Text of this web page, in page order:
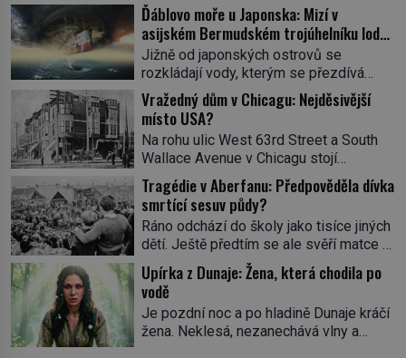
Ďáblovo moře u Japonska: Mizí v
asijském Bermudském trojúhelníku lodě
ve spárech neznámé síly?
Jižně od japonských ostrovů se
rozkládají vody, kterým se přezdívá
Ďáblovo moře. Vypráví se o lodích
mizejících beze stopy, podivných
světlech, zrádných proudech i mořských
dracích, kteří měli tyto končiny střežit už
v dávných legendách. Je tichomořský
Dračí trojúhelník skutečně prokletým
místem, nebo se zde jen nebezpečná
příroda proměnila v jednu z
nejpůsobivějších námořních záhad? […]
Vražedný dům v Chicagu: Nejděsivější
místo USA?
Na rohu ulic West 63rd Street a South
Wallace Avenue v Chicagu stojí
nenápadná pošta. Nemá žádný speciální
nápis ani pamětní desku. A přesto prý
místní zaměstnanci neradi chodí do
sklepa. Právě tady totiž sídlil sériový
vrah H. H. Holmes a také
nejpropracovanější past na lidi
v dějinách americké kriminalistiky.
Herman Webster Mudgett (1861–1896)
přijíždí […]
Tragédie v Aberfanu: Předpověděla dívka
smrtící sesuv půdy?
Ráno odchází do školy jako tisíce jiných
dětí. Ještě předtím se ale svěří matce s
podivným snem. Ve škole, kterou dobře
zná, tentokrát nevidí budovu ani
spolužáky. Místo nich se před ní tyčí
cosi temného. O několik hodin později je
mrtvá. Mohla devítiletá Zahlédla vlastní
Upírka z Dunaje: Žena, která chodila po
vodě
Je pozdní noc a po hladině Dunaje kráčí
žena. Neklesá, nezanechává vlny a